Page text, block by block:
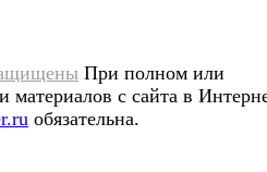
При полном или
материалов с сайта в
обязательна.